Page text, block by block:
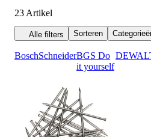
23 Artikel
Alle filters Sorteren
BoschSchneiderBGS Do
it yourself